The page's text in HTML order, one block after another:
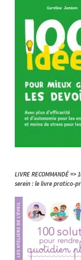
LIVRE RECOMMANDÉ
serein : le livre pratico-